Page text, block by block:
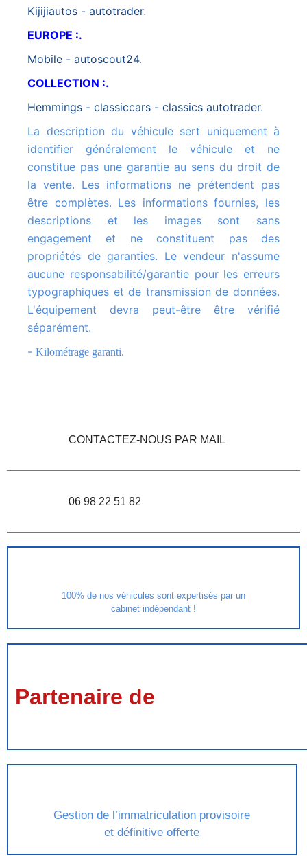
kijijiautos - autotrader.
EUROPE :.
mobile - autoscout24.
COLLECTION :.
hemmings - classiccars - classics autotrader.
La description du véhicule sert uniquement à
identifier généralement le véhicule et ne
constitue pas une garantie au sens du droit de
la vente. Les informations ne prétendent pas
être complètes. Les informations fournies, les
descriptions et les images sont sans
engagement et ne constituent pas des
propriétés de garanties. Le vendeur n'assume
aucune responsabilité/garantie pour les erreurs
typographiques et de transmission de données.
L'équipement devra peut-être être vérifié
séparément.
Kilométrage garanti.
CONTACTEZ-NOUS PAR MAIL
06 98 22 51 82
100% de nos véhicules sont expertisés par un
cabinet indépendant !
Partenaire de
Gestion de l’immatriculation provisoire
et définitive offerte